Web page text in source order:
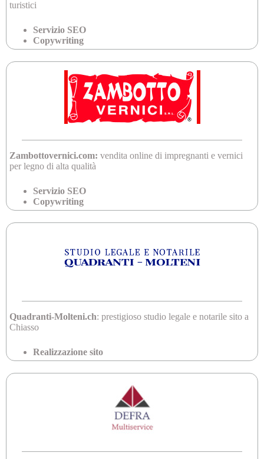
turistici
Servizio SEO
Copywriting
Zambottovernici.com: vendita online di impregnanti e vernici
per legno di alta qualità
Servizio SEO
Copywriting
Quadranti-Molteni.ch: prestigioso studio legale e notarile sito a
Chiasso
Realizzazione sito